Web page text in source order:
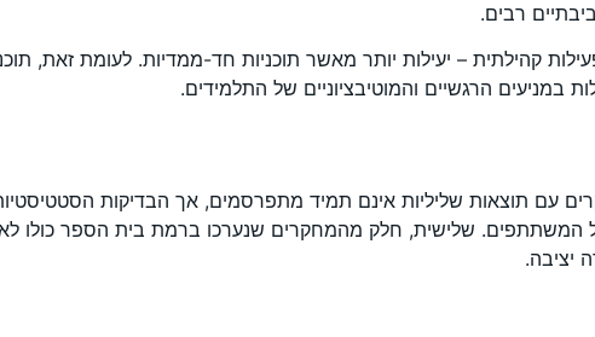
קהילתית – יעילות יותר מאשר תוכניות חד-ממדיות. לעומת זאת,
עם תוצאות שליליות אינם תמיד מתפרסמים, אך הבדיקות
שלישית, חלק מהמחקרים שנערכו ברמת בית הספר כולו לא